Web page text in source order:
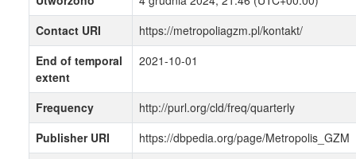
Contact URI
https://metropoliagzm.pl/kontakt/
End of temporal
extent
2021-10-01
Frequency
http://purl.org/cld/freq/quarterly
Publisher URI
https://dbpedia.org/page/Metropolis_GZM